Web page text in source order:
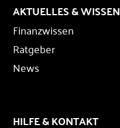
AKTUELLES & WISSEN
Finanzwissen
Ratgeber
News
HILFE & KONTAKT